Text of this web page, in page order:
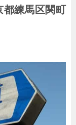
都練馬区関町